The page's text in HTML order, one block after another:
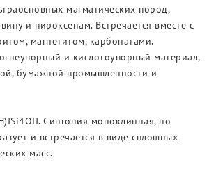
магматических пород,
и пироксенам. Встречается вместе с
магнетитом, карбонатами.
и кислотоупорный материал,
бумажной промышленности и
Сингония моноклинная, но
и встречается в виде сплошных
масс.